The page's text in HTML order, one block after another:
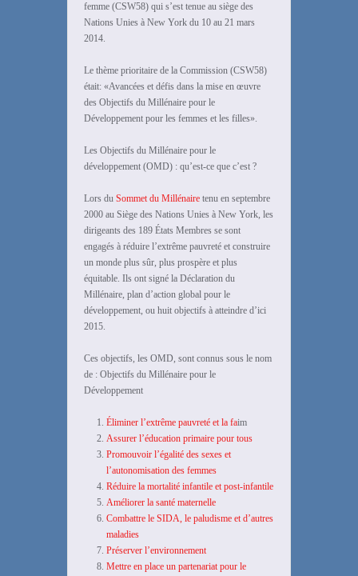
femme (CSW58) qui s’est tenue au siège des
Nations Unies à New York du 10 au 21 mars
2014.
Le thème prioritaire de la Commission (CSW58)
était: «Avancées et défis dans la mise en œuvre
des Objectifs du Millénaire pour le
Développement pour les femmes et les filles».
Les Objectifs du Millénaire pour le
développement (OMD) : qu’est-ce que c’est ?
Lors du Sommet du Millénaire tenu en septembre
2000 au Siège des Nations Unies à New York, les
dirigeants des 189 États Membres se sont
engagés à réduire l’extrême pauvreté et construire
un monde plus sûr, plus prospère et plus
équitable. Ils ont signé la Déclaration du
Millénaire, plan d’action global pour le
développement, ou huit objectifs à atteindre d’ici
2015.
Ces objectifs, les OMD, sont connus sous le nom
de : Objectifs du Millénaire pour le
Développement
Éliminer l’extrême pauvreté et la faim
Assurer l’éducation primaire pour tous
Promouvoir l’égalité des sexes et
l’autonomisation des femmes
Réduire la mortalité infantile et post-infantile
Améliorer la santé maternelle
Combattre le SIDA, le paludisme et d’autres
maladies
Préserver l’environnement
Mettre en place un partenariat pour le